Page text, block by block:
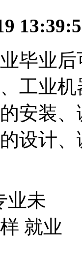
毕业
工业
安装
设计